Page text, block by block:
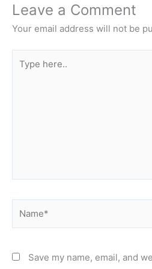
Leave a Comment
Your email address will not be
here..
Save my name, email, and